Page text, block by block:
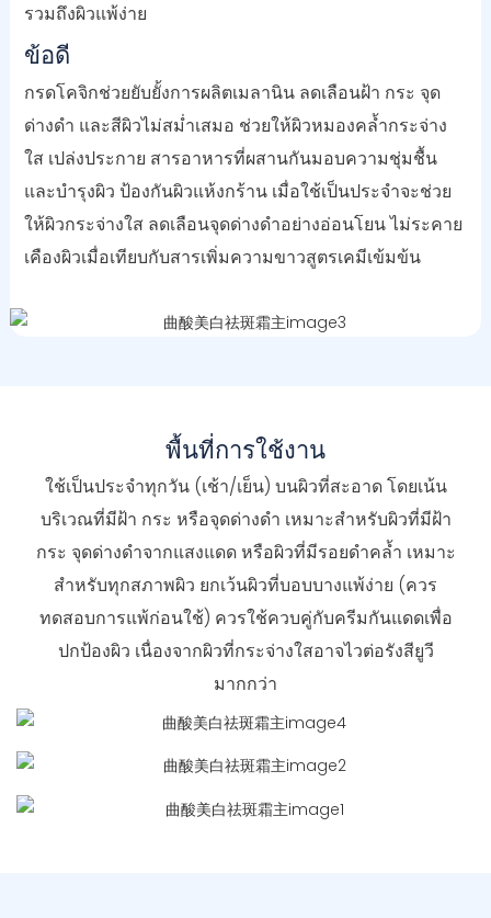
รวมถึงผิวแพ้ง่าย
ข้อดี
กรดโคจิกช่วยยับยั้งการผลิตเมลานิน ลดเลือนฝ้า กระ จุด
ด่างดำ และสีผิวไม่สม่ำเสมอ ช่วยให้ผิวหมองคล้ำกระจ่าง
ใส เปล่งประกาย สารอาหารที่ผสานกันมอบความชุ่มชื้น
และบำรุงผิว ป้องกันผิวแห้งกร้าน เมื่อใช้เป็นประจำจะช่วย
ให้ผิวกระจ่างใส ลดเลือนจุดด่างดำอย่างอ่อนโยน ไม่ระคาย
เคืองผิวเมื่อเทียบกับสารเพิ่มความขาวสูตรเคมีเข้มข้น
พื้นที่การใช้งาน
ใช้เป็นประจำทุกวัน (เช้า/เย็น) บนผิวที่สะอาด โดยเน้น
บริเวณที่มีฝ้า กระ หรือจุดด่างดำ เหมาะสำหรับผิวที่มีฝ้า
กระ จุดด่างดำจากแสงแดด หรือผิวที่มีรอยดำคล้ำ เหมาะ
สำหรับทุกสภาพผิว ยกเว้นผิวที่บอบบางแพ้ง่าย (ควร
ทดสอบการแพ้ก่อนใช้) ควรใช้ควบคู่กับครีมกันแดดเพื่อ
ปกป้องผิว เนื่องจากผิวที่กระจ่างใสอาจไวต่อรังสียูวี
มากกว่า